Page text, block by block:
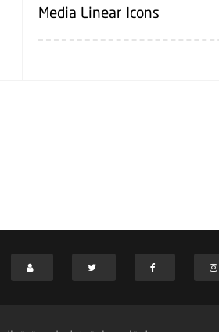
Media Linear Icons